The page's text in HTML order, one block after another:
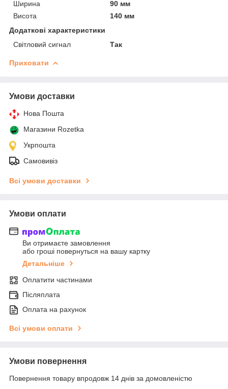
Ширина
90 мм
Висота
140 мм
Додаткові характеристики
Світловий сигнал
Так
Приховати
Умови доставки
Нова Пошта
Магазини Rozetka
Укрпошта
Самовивіз
Всі умови доставки
Умови оплати
Ви отримаєте замовлення
або гроші повернуться на вашу картку
Детальніше
Оплатити частинами
Післяплата
Оплата на рахунок
Всі умови оплати
Умови повернення
Повернення товару впродовж 14 днів за домовленістю